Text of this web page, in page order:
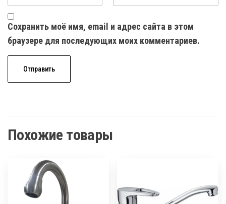
Сохранить моё имя, email и адрес сайта в этом
браузере для последующих моих комментариев.
Похожие товары